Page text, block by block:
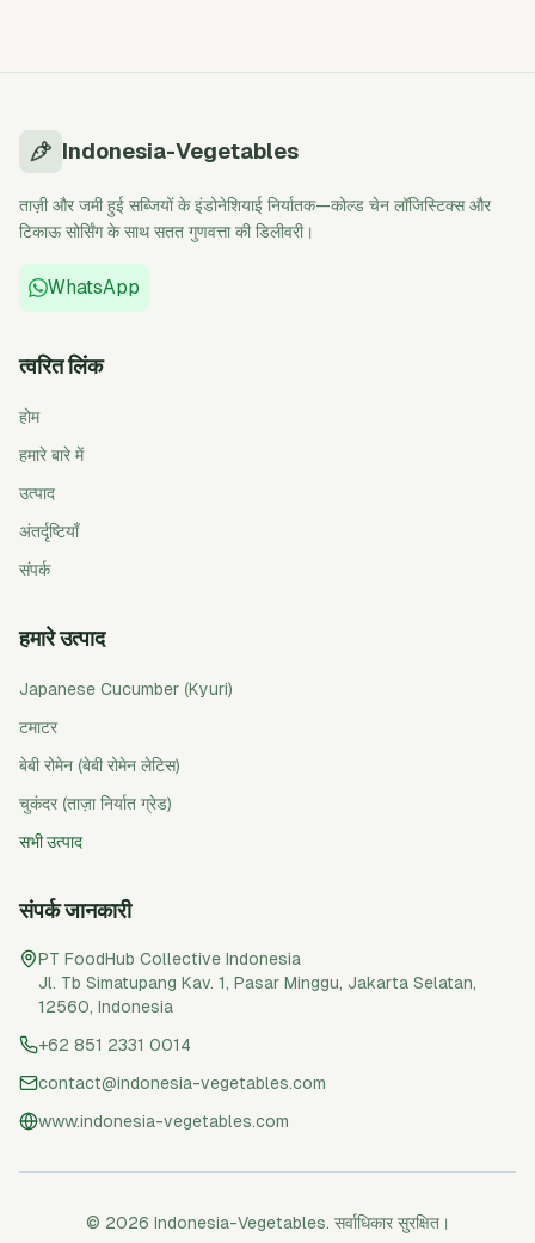
Indonesia-Vegetables
ताज़ी और जमी हुई सब्जियों के इंडोनेशियाई निर्यातक—कोल्ड चेन लॉजिस्टिक्स और
टिकाऊ सोर्सिंग के साथ सतत गुणवत्ता की डिलीवरी।
WhatsApp
त्वरित लिंक
होम
हमारे बारे में
उत्पाद
अंतर्दृष्टियाँ
संपर्क
हमारे उत्पाद
Japanese Cucumber (Kyuri)
टमाटर
बेबी रोमेन (बेबी रोमेन लेटिस)
चुकंदर (ताज़ा निर्यात ग्रेड)
सभी उत्पाद
संपर्क जानकारी
PT FoodHub Collective Indonesia
Jl. Tb Simatupang Kav. 1, Pasar Minggu, Jakarta Selatan,
12560, Indonesia
+62 851 2331 0014
contact@indonesia-vegetables.com
www.indonesia-vegetables.com
© 2026 Indonesia-Vegetables. सर्वाधिकार सुरक्षित।